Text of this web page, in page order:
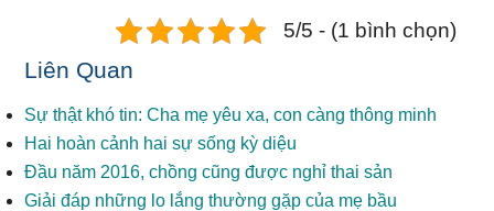
5/5 - (1 bình chọn)
Liên Quan
Sự thật khó tin: Cha mẹ yêu xa, con càng thông minh
Hai hoàn cảnh hai sự sống kỳ diệu
Đầu năm 2016, chồng cũng được nghỉ thai sản
Giải đáp những lo lắng thường gặp của mẹ bầu